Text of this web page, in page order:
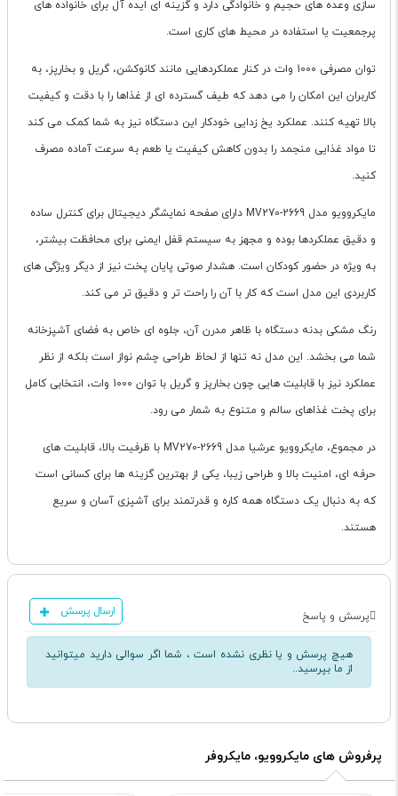
سازی وعده های حجیم و خانوادگی دارد و گزینه ای ایده آل برای خانواده های
پرجمعیت یا استفاده در محیط های کاری است.
توان مصرفی 1000 وات در کنار عملکردهایی مانند کانوکشن، گریل و بخارپز، به
کاربران این امکان را می دهد که طیف گسترده ای از غذاها را با دقت و کیفیت
بالا تهیه کنند. عملکرد یخ زدایی خودکار این دستگاه نیز به شما کمک می کند
تا مواد غذایی منجمد را بدون کاهش کیفیت یا طعم به سرعت آماده مصرف
کنید.
مایکروویو مدل MV270-2669 دارای صفحه نمایشگر دیجیتال برای کنترل ساده
و دقیق عملکردها بوده و مجهز به سیستم قفل ایمنی برای محافظت بیشتر،
به ویژه در حضور کودکان است. هشدار صوتی پایان پخت نیز از دیگر ویژگی های
کاربردی این مدل است که کار با آن را راحت تر و دقیق تر می کند.
رنگ مشکی بدنه دستگاه با ظاهر مدرن آن، جلوه ای خاص به فضای آشپزخانه
شما می بخشد. این مدل نه تنها از لحاظ طراحی چشم نواز است بلکه از نظر
عملکرد نیز با قابلیت هایی چون بخارپز و گریل با توان 1000 وات، انتخابی کامل
برای پخت غذاهای سالم و متنوع به شمار می رود.
در مجموع، مایکروویو عرشیا مدل MV270-2669 با ظرفیت بالا، قابلیت های
حرفه ای، امنیت بالا و طراحی زیبا، یکی از بهترین گزینه ها برای کسانی است
که به دنبال یک دستگاه همه کاره و قدرتمند برای آشپزی آسان و سریع
هستند.
پرسش و پاسخ ارسال پرسش
هیچ پرسش و یا نظری نشده است ، شما اگر سوالی دارید میتوانید
از ما بپرسید..
پرفروش های مایکروویو، مایکروفر